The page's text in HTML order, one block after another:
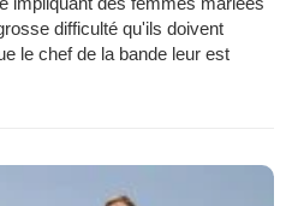
difficulté qu'ils doivent
le chef de la bande leur est